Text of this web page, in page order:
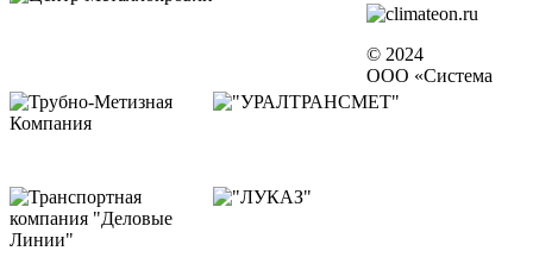
© 2024
ООО «Система